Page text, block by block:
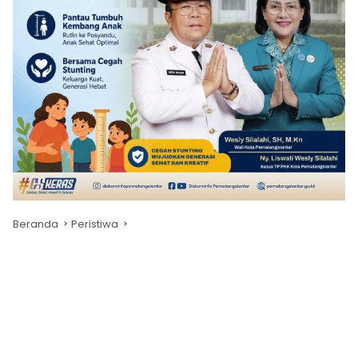
Beranda Peristiwa